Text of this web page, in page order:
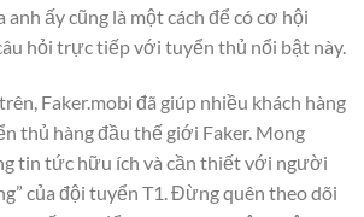
anh ấy cũng là một cách để có cơ hội
hỏi trực tiếp với tuyển thủ nổi bật này.
Faker.mobi đã giúp nhiều khách hàng
thủ hàng đầu thế giới Faker. Mong
tin tức hữu ích và cần thiết với người
của đội tuyển T1. Đừng quên theo dõi